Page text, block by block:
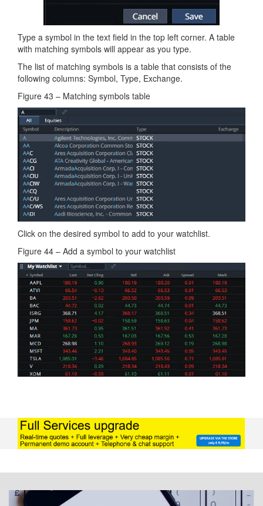
Type a symbol in the text field in the top left corner. A table
with matching symbols will appear as you type.
The list of matching symbols is a table that consists of the
following columns: Symbol, Type, Exchange.
Figure 43 – Matching symbols table
Click on the desired symbol to add to your watchlist.
Figure 44 – Add a symbol to your watchlist